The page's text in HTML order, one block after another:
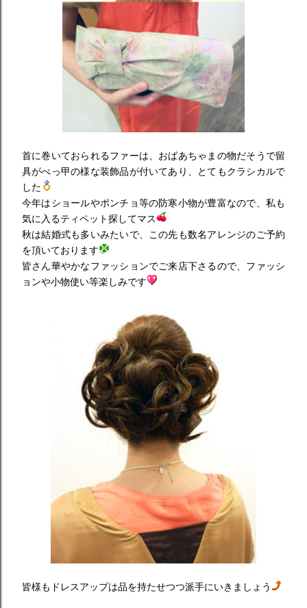
首に巻いておられるファーは、おばあちゃまの物だそうで留
具がべっ甲の様な装飾品が付いてあり、とてもクラシカルで
した
今年はショールやポンチョ等の防寒小物が豊富なので、私も
気に入るティペット探してマス
秋は結婚式も多いみたいで、この先も数名アレンジのご予約
を頂いております
皆さん華やかなファッションでご来店下さるので、ファッシ
ョンや小物使い等楽しみです
皆様もドレスアップは品を持たせつつ派手にいきましょう